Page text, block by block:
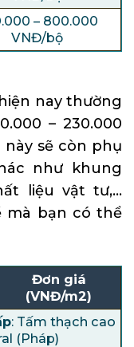
– 800.000
VNĐ/bộ
nay thường
– 230.000
sẽ còn phụ
như khung
liệu vật tư,…
mà bạn có thể
Đơn giá
(VNĐ/m2)
: Tấm thạch cao
(Pháp)